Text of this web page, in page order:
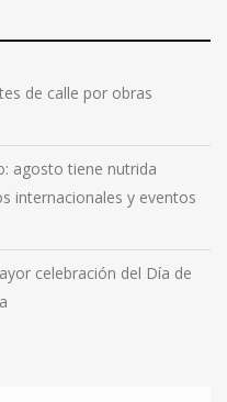
de calle por obras
agosto tiene nutrida
internacionales y eventos
celebración del Día de